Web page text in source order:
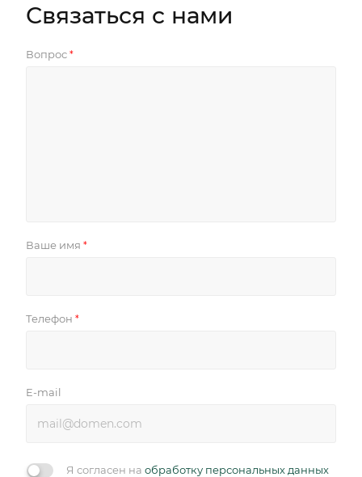
Связаться с нами
Вопрос *
Ваше имя *
Телефон *
E-mail
Я согласен на обработку персональных данных